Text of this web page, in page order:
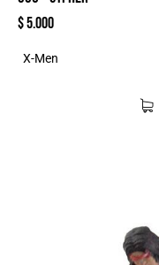
$5.000
X-Men